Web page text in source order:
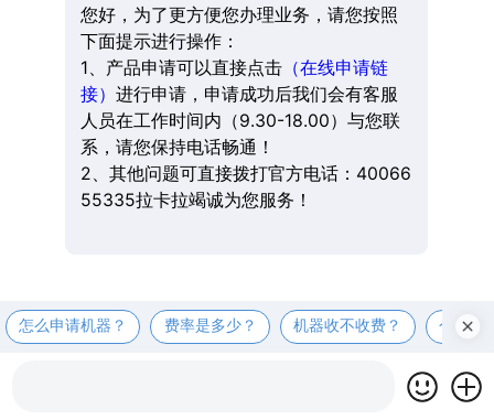
您好，为了更方便您办理业务，请您按照
下面提示进行操作：
1、产品申请可以直接点击（在线申请链
接） 进行申请，申请成功后我们会有客服
人员在工作时间内（9.30-18.00）与您联
系，请您保持电话畅通！
2、其他问题可直接拨打官方电话：40066
55335拉卡拉竭诚为您服务！
怎么申请机器？ 费率是多少？ 机器收不收费？ 个人可